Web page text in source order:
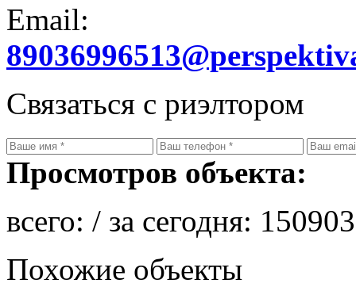
Email:
Связаться с риэлтором
Просмотров объекта:
всего: / за сегодня:
Похожие объекты